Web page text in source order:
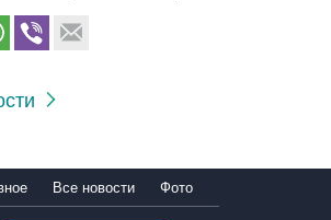
Все новости Фото